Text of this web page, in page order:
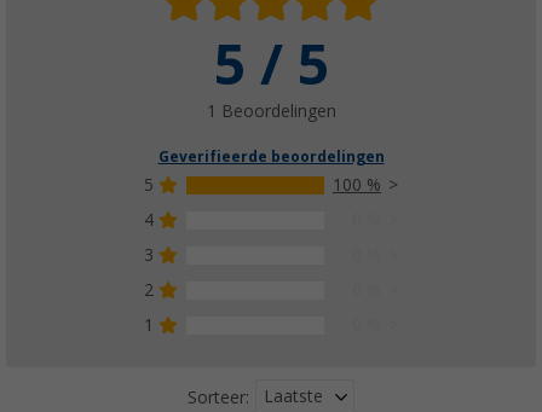
5 / 5
1 Beoordelingen
Geverifieerde beoordelingen
5
100 %
4
3
2
1
Sorteer: Laatste